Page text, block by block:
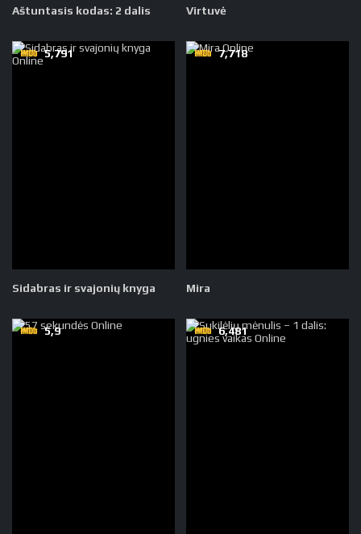
Aštuntasis kodas: 2 dalis Virtuvė
Sidabras ir svajonių knyga
5,791
Mira
7,718
5,9 6,481